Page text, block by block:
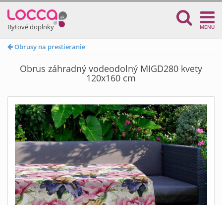
Bytové doplnky MENU
Obrusy na prestieranie
Obrus záhradný vodeodolný MIGD280 kvety
120x160 cm